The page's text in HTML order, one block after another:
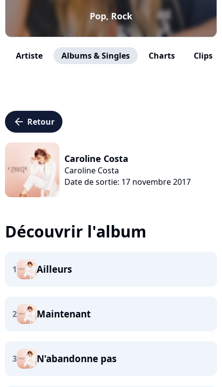
Pop, Rock
Artiste Albums & Singles Charts Clips
arrow_left Retour
Caroline Costa
Caroline Costa
Date de sortie: 17 novembre 2017
Découvrir l'album
1 Ailleurs
2 Maintenant
3 N'abandonne pas